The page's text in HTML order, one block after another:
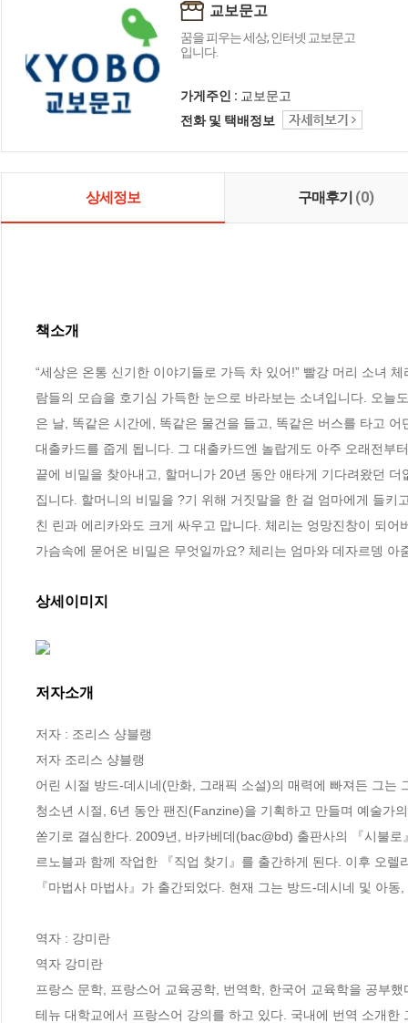
교보문고
꿈을 피우는 세상, 인터넷 교보문고
입니다.
가게주인 : 교보문고
전화 및 택배정보
상세정보 구매후기 (0)
책소개
“세상은 온통 신기한 이야기들로 가득 차 있어!” 빨강 머리 소녀
람들의 모습을 호기심 가득한 눈으로 바라보는 소녀입니다. 오늘
은 날, 똑같은 시간에, 똑같은 물건을 들고, 똑같은 버스를 타고
대출카드를 줍게 됩니다. 그 대출카드엔 놀랍게도 아주 오래전부
끝에 비밀을 찾아내고, 할머니가 20년 동안 애타게 기다려왔던
집니다. 할머니의 비밀을 ?기 위해 거짓말을 한 걸 엄마에게 들
친 린과 에리카와도 크게 싸우고 맙니다. 체리는 엉망진창이 되
가슴속에 묻어온 비밀은 무엇일까요? 체리는 엄마와 데자르뎅
상세이미지
저자소개
저자 : 조리스 샹블랭
저자 조리스 샹블랭
어린 시절 방드-데시네(만화, 그래픽 소설)의 매력에 빠져든 그는
청소년 시절, 6년 동안 팬진(Fanzine)을 기획하고 만들며 예술가
쏟기로 결심한다. 2009년, 바카베데(bac@bd) 출판사의 『시불
르노블과 함께 작업한 『직업 찾기』를 출간하게 된다. 이후 오렐
『마법사 마법사』가 출간되었다. 현재 그는 방드-데시네 및 아
역자 : 강미란
역자 강미란
프랑스 문학, 프랑스어 교육공학, 번역학, 한국어 교육학을 공부
테뉴 대학교에서 프랑스어 강의를 하고 있다. 국내에 번역 소개